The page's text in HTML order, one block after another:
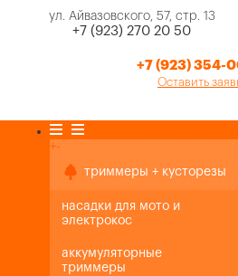
ул. Айвазовского, 57, стр. 13
+7 (923) 270 20 50
+7 (923) 354-
Оставить
+-
триммеры + кусторезы
насадки для мото и
электрокос
аккумуляторные
триммеры